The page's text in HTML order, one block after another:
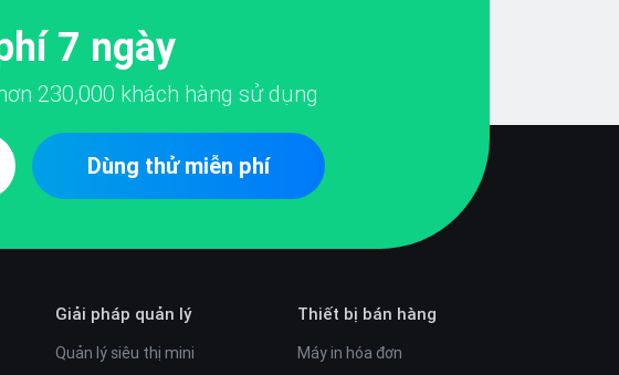
7 ngày
230,000 khách hàng sử dụng
Dùng thử miễn phí
Giải pháp quản lý
Quản lý siêu thị mini
Thiết bị bán hàng
Máy in hóa đơn